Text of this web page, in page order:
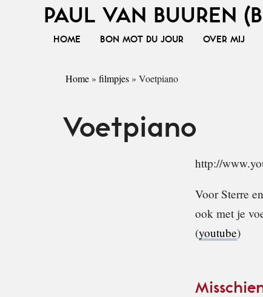
PAUL VAN BUUREN
HOME BON MOT DU JOUR OVER MIJ
Home » filmpjes » Voetpiano
Voetpiano
http://
Voor Sterre
ook met je
(youtube)